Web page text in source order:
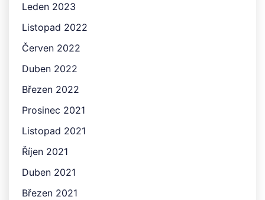
Leden 2023
Listopad 2022
Červen 2022
Duben 2022
Březen 2022
Prosinec 2021
Listopad 2021
Říjen 2021
Duben 2021
Březen 2021